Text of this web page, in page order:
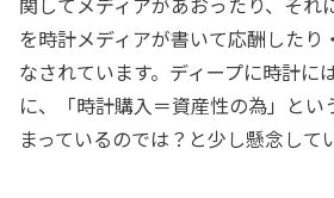
を時計メディアが書いて応酬したり
なされています。ディープに時計に
に、「時計購入＝資産性の為」とい
まっているのでは？と少し懸念して